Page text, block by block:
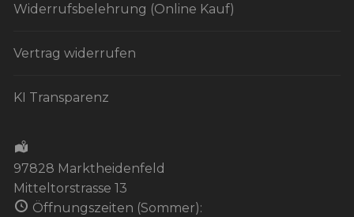
Widerrufsbelehrung (Online Kauf)
Vertrag widerrufen
KI Transparenz
97828 Marktheidenfeld
Mitteltorstrasse 13
Öffnungszeiten (Sommer):